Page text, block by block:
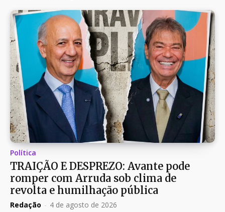
Política
TRAIÇÃO E DESPREZO: Avante pode
romper com Arruda sob clima de
revolta e humilhação pública
Redação - 4 de agosto de 2026